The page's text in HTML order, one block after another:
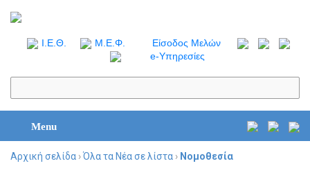
I.Ε.Θ. Μ.Ε.Φ.
Είσοδος Μελών
e-Υπηρεσίες
Menu
Αρχική σελίδα ›Όλα τα Νέα σε λίστα › Νομοθεσία